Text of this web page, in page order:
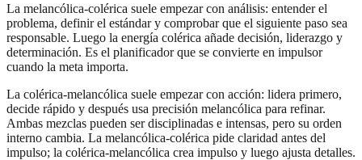
La melancólica-colérica suele empezar con análisis: entender el
problema, definir el estándar y comprobar que el siguiente paso sea
responsable. Luego la energía colérica añade decisión, liderazgo y
determinación. Es el planificador que se convierte en impulsor
cuando la meta importa.
La colérica-melancólica suele empezar con acción: lidera primero,
decide rápido y después usa precisión melancólica para refinar.
Ambas mezclas pueden ser disciplinadas e intensas, pero su orden
interno cambia. La melancólica-colérica pide claridad antes del
impulso; la colérica-melancólica crea impulso y luego ajusta detalles.